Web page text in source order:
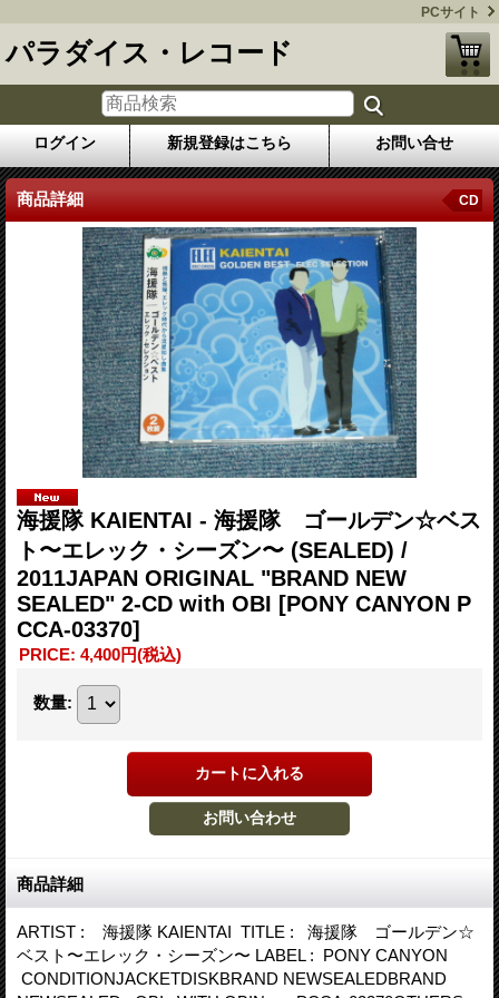
PCサイト
パラダイス・レコード
ログイン 新規登録はこちら お問い合せ
商品詳細 CD
海援隊 KAIENTAI - 海援隊 ゴールデン☆ベス
ト〜エレック・シーズン〜 (SEALED) /
2011JAPAN ORIGINAL "BRAND NEW
SEALED" 2-CD with OBI [PONY CANYON P
CCA-03370]
PRICE: 4,400円(税込)
数量:
商品詳細
ARTIST : 海援隊 KAIENTAI TITLE : 海援隊 ゴールデン☆
ベスト〜エレック・シーズン〜 LABEL : PONY CANYON
CONDITIONJACKETDISKBRAND NEWSEALEDBRAND